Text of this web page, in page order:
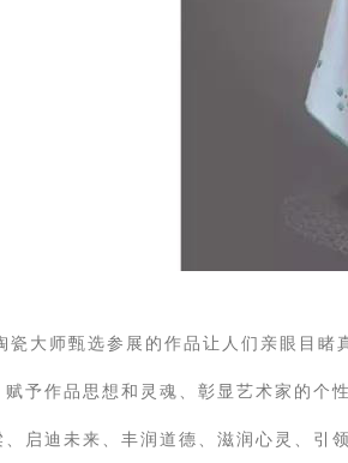
瓷大师甄选参展的作品让人们亲眼目
予作品思想和灵魂、彰显艺术家的个
启迪未来、丰润道德、滋润心灵、引